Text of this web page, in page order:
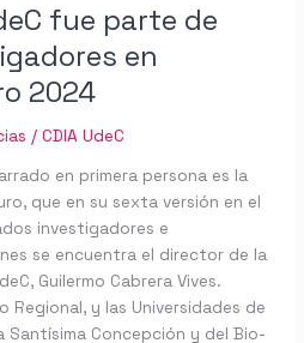
fue parte de
en
2024
/CDIA UdeC
en primera persona es la
que en su sexta versión en el
investigadores e
se encuentra el director de la
Guilermo Cabrera Vives.
Regional, y las Universidades de
Santísima Concepción y del Bio-